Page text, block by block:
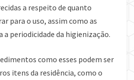
a respeito de quanto
para o uso, assim como as
a periodicidade da higienização.
como esses podem ser
itens da residência, como o